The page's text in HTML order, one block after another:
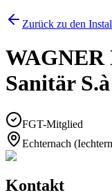
Zurück zu den
WAGNER
Sanitär
FGT-Mitglied
Echternach
Kontakt